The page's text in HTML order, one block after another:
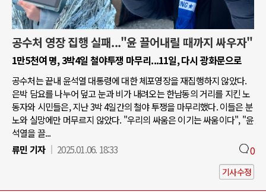
공수처 영장 집행 실패..."윤 끌어내릴 때까지 싸우자"
1만5천여 명, 3박4일 철야투쟁 마무리...11일, 다시 광화문으로
공수처는 끝내 윤석열 대통령에 대한 체포영장을 재집행하지 않았다.
은박 담요를 나누어 덮고 눈과 비가 내려오는 한남동의 거리를 지킨 노
동자와 시민들은, 지난 3박 4일간의 철야 투쟁을 마무리했다. 이들은 분
노와 실망에만 머무르지 않았다. "우리의 싸움은 이기는 싸움이다", "윤
석열을 끌...
류민 기자
2025.01.06. 18:33 0
기사수정